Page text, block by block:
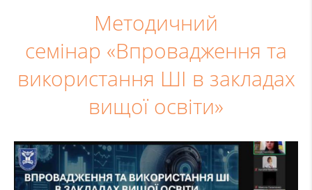
Методичний
семінар «Впровадження та
використання ШІ в закладах
вищої освіти»